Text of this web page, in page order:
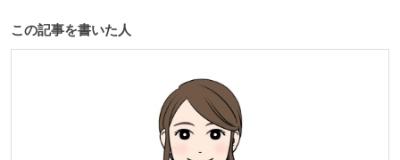
この記事を書いた人